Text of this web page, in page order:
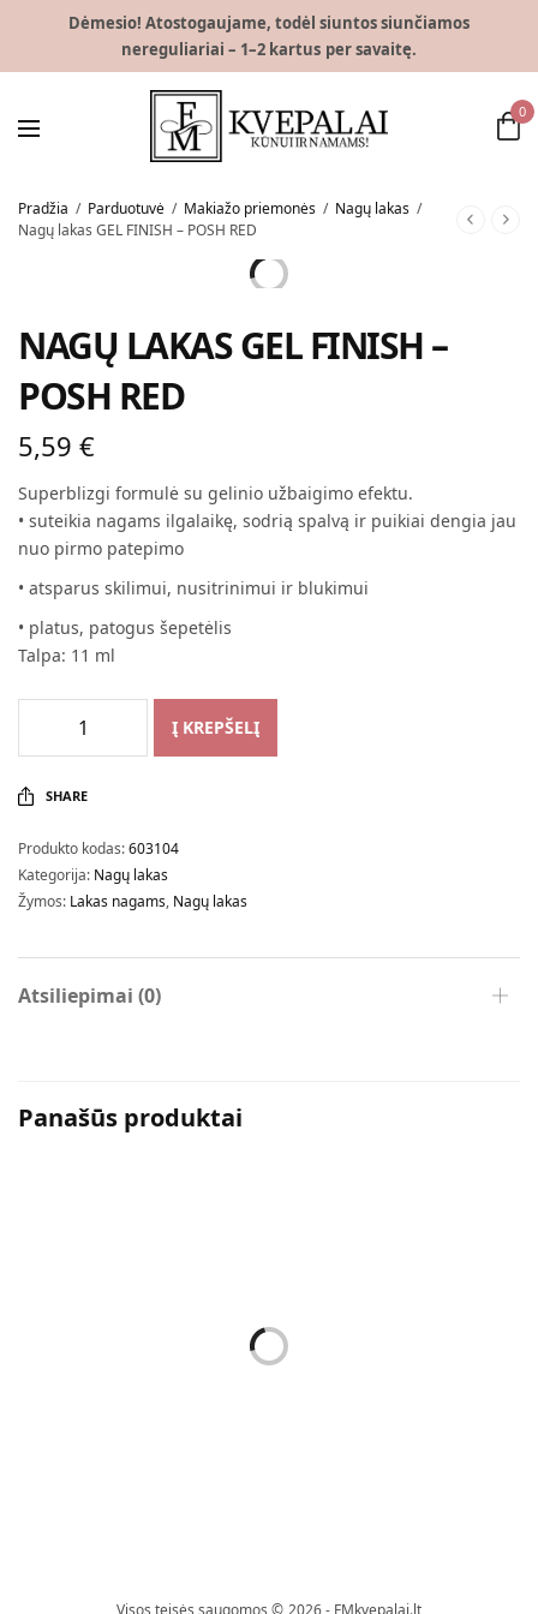
Dėmesio! Atostogaujame, todėl siuntos siunčiamos
nereguliariai – 1–2 kartus per savaitę.
0
Pradžia / Parduotuvė / Makiažo priemonės / Nagų lakas /
Nagų lakas GEL FINISH – POSH RED
NAGŲ LAKAS GEL FINISH –
POSH RED
5,59€
Superblizgi formulė su gelinio užbaigimo efektu.
• suteikia nagams ilgalaikę, sodrią spalvą ir puikiai dengia jau
nuo pirmo patepimo
• atsparus skilimui, nusitrinimui ir blukimui
• platus, patogus šepetėlis
Talpa: 11 ml
Į KREPŠELĮ
SHARE
Produkto kodas:603104
Kategorija: Nagų lakas
Žymos: Lakas nagams, Nagų lakas
Atsiliepimai (0)
Panašūs produktai
Visos teisės saugomos © 2026 - FMkvepalai.lt